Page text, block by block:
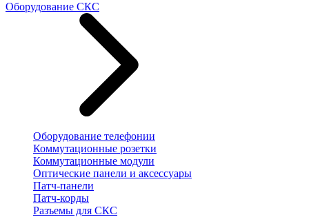
Оборудование СКС
Оборудование телефонии
Коммутационные розетки
Коммутационные модули
Оптические панели и аксессуары
Патч-панели
Патч-корды
Разъемы для СКС